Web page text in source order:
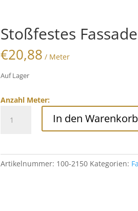
Stoßfestes
€20,88 / Meter
Auf Lager
Anzahl Meter:
Fassadenprofil,
In den Warenkorb
Artikelnummer: 100-2150 Kategorien: